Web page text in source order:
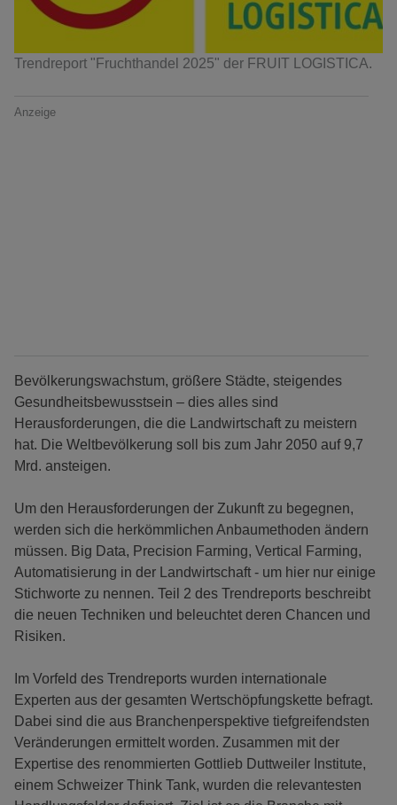
Trendreport "Fruchthandel 2025" der FRUIT LOGISTICA.
Anzeige
Bevölkerungswachstum, größere Städte, steigendes
Gesundheitsbewusstsein – dies alles sind
Herausforderungen, die die Landwirtschaft zu meistern
hat. Die Weltbevölkerung soll bis zum Jahr 2050 auf 9,7
Mrd. ansteigen.
Um den Herausforderungen der Zukunft zu begegnen,
werden sich die herkömmlichen Anbaumethoden ändern
müssen. Big Data, Precision Farming, Vertical Farming,
Automatisierung in der Landwirtschaft - um hier nur einige
Stichworte zu nennen. Teil 2 des Trendreports beschreibt
die neuen Techniken und beleuchtet deren Chancen und
Risiken.
Im Vorfeld des Trendreports wurden internationale
Experten aus der gesamten Wertschöpfungskette befragt.
Dabei sind die aus Branchenperspektive tiefgreifendsten
Veränderungen ermittelt worden. Zusammen mit der
Expertise des renommierten Gottlieb Duttweiler Institute,
einem Schweizer Think Tank, wurden die relevantesten